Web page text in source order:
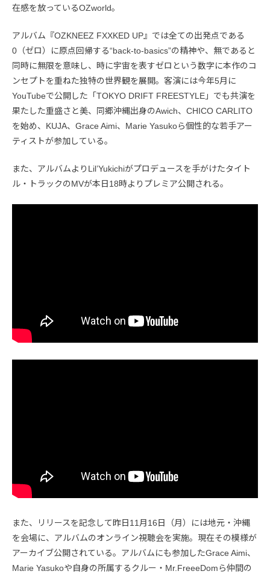
在感を放っているOZworld。
アルバム『OZKNEEZ FXXKED UP』では全ての出発点である
0（ゼロ）に原点回帰する“back-to-basics”の精神や、無であると
同時に無限を意味し、時に宇宙を表すゼロという数字に本作のコ
ンセプトを重ねた独特の世界観を展開。客演には今年5月に
YouTubeで公開した「TOKYO DRIFT FREESTYLE」でも共演を
果たした重盛さと美、同郷沖縄出身のAwich、CHICO CARLITO
を始め、KUJA、Grace Aimi、Marie Yasukoら個性的な若手アー
ティストが参加している。
また、アルバムよりLil’Yukichiがプロデュースを手がけたタイト
ル・トラックのMVが本日18時よりプレミア公開される。
また、リリースを記念して昨日11月16日（月）には地元・沖縄
を会場に、アルバムのオンライン視聴会を実施。現在その模様が
アーカイブ公開されている。アルバムにも参加したGrace Aimi、
Marie Yasukoや自身の所属するクルー・Mr.FreeeDomら仲間の